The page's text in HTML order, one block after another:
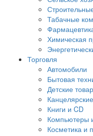
Табачные
Химическая
Торговля
Автомобили
Бытовая
Детские
Книги и CD
Компьютеры
Косметика